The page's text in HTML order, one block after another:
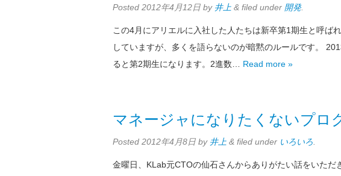
Posted 2012年4月12日 by 井上 & filed under 開発.
この4月にアリエルに入社した人たちは新卒第1期生と呼ば
していますが、多くを語らないのが暗黙のルールです。
ると第2期生になります。2進数… Read more »
マネージャになりたくないプロ
Posted 2012年4月8日 by 井上 & filed under いろいろ
金曜日、KLab元CTOの仙石さんからありがたい話をいただ